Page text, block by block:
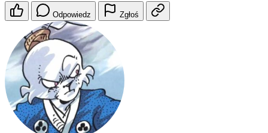
Odpowiedz Zgłoś